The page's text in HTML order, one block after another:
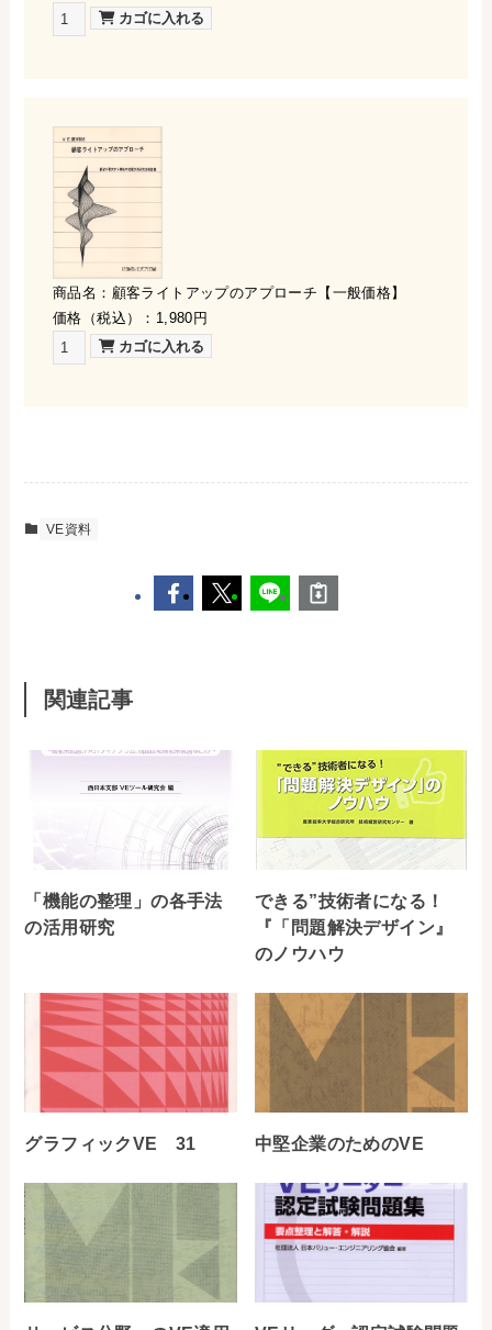
商品名：顧客ライトアップのアプローチ【一般価格】
価格（税込）：1,980円
VE資料
関連記事
「機能の整理」の各手法
の活用研究
できる”技術者になる！
『「問題解決デザイン』
のノウハウ
グラフィックVE 31 中堅企業のためのVE